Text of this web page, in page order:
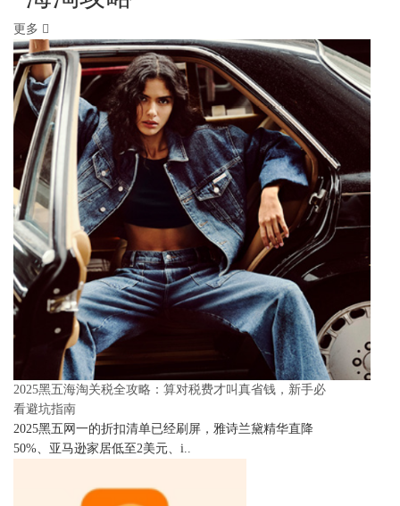
更多
2025黑五海淘关税全攻略：算对税费才叫真省钱，新手必
看避坑指南
2025黑五网一的折扣清单已经刷屏，雅诗兰黛精华直降
50%、亚马逊家居低至2美元、i..